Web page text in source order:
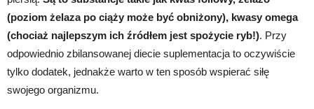
(poziom żelaza po ciąży może być obniżony), kwasy omega
(chociaż najlepszym ich źródłem jest spożycie ryb!). Przy
odpowiednio zbilansowanej diecie suplementacja to oczywiście
tylko dodatek, jednakże warto w ten sposób wspierać siłę
swojego organizmu.